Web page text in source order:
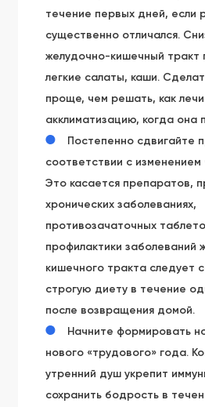
течение первых дней, если
существенно отличался.
желудочно-кишечный тракт
легкие салаты, каши.
проще, чем решать, как
акклиматизацию, когда она
Постепенно сдвигайте
соответствии с изменением
Это касается препаратов,
хронических заболеваниях,
противозачаточных
профилактики заболеваний
кишечного тракта следует
строгую диету в течение
после возвращения домой.
Начните формировать
нового «трудового» года.
утренний душ укрепит
сохранить бодрость в